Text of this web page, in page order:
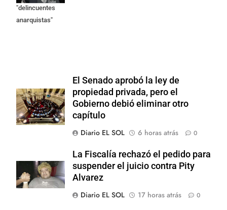
"delincuentes
anarquistas"
El Senado aprobó la ley de
propiedad privada, pero el
Gobierno debió eliminar otro
capítulo
Diario EL SOL
6 horas atrás 0
La Fiscalía rechazó el pedido para
suspender el juicio contra Pity
Alvarez
Diario EL SOL
17 horas atrás 0